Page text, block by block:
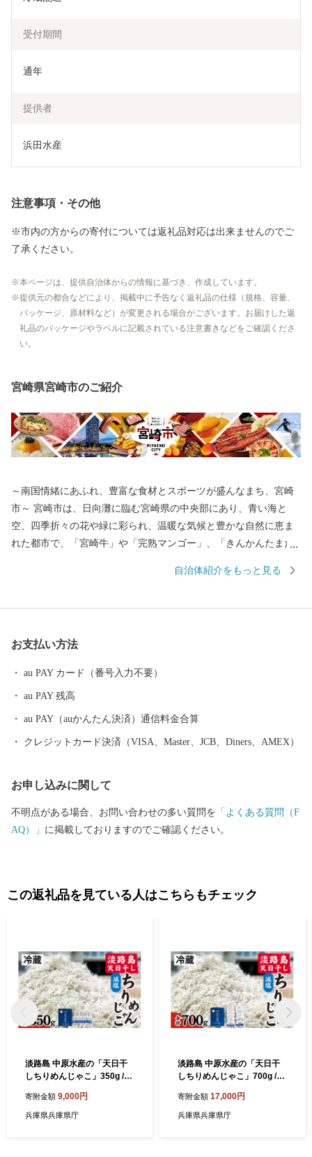
受付期間
通年
提供者
浜田水産
注意事項・その他
※市内の方からの寄付については返礼品対応は出来ませんのでご
了承ください。
本ページは、提供自治体からの情報に基づき、作成しています。
提供元の都合などにより、掲載中に予告なく返礼品の仕様（規格、容量、
パッケージ、原材料など）が変更される場合がございます。お届けした返
礼品のパッケージやラベルに記載されている注意書きなどをご確認くださ
い。
宮崎県宮崎市のご紹介
～南国情緒にあふれ、豊富な食材とスポーツが盛んなまち、宮崎
市～ 宮崎市は、日向灘に臨む宮崎県の中央部にあり、青い海と
空、四季折々の花や緑に彩られ、温暖な気候と豊かな自然に恵ま
れた都市で、「宮崎牛」や「完熟マンゴー」、「きんかんたまた
ても有名で、マリンスポーツやゴルフなども気軽に楽しめ、ファ
指定はできかねますので、予めご了承ください。 ・お礼品の在庫
お届けを致しましたお礼品は確実にお受取りください。長期不在
等寄付者様事由による返送、劣化、においては再送は出来ませ
ん。 ・一部離島にはクール便でのお届けが出来ませんのでご注意
のご負担となります。ご住所にお間違いがないか十分にご確認の
請の必要はありません。 【ワンストップ特例申請書送付先】 〒88
自治体紹介をもっと見る
お支払い方法
au PAY カード（番号入力不要）
au PAY 残高
au PAY（auかんたん決済）通信料金合算
クレジットカード決済（VISA、Master、JCB、Diners、AMEX）
お申し込みに関して
不明点がある場合、お問い合わせの多い質問を 「よくある質問（F
AQ）」 に掲載しておりますのでご確認ください。
この返礼品を見ている人はこちらもチェック
淡路島 中原水産の「天日干
しちりめんじゃこ」350g /ち
がら かたくちいわし 料理 パ
スタ チャーハン ふりかけ 塩
寄附金額 9,000円
兵庫県兵庫県庁
淡路島 中原水産の「天日干
しちりめんじゃこ」700g /ち
がら かたくちいわし 料理 パ
スタ チャーハン ふりかけ 塩
寄附金額 17,000円
兵庫県兵庫県庁